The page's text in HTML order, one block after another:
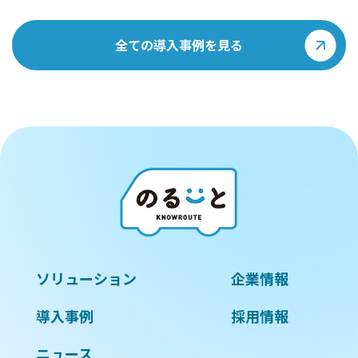
全ての導入事例を見る
ソリューション
導入事例
ニュース
企業情報
採用情報